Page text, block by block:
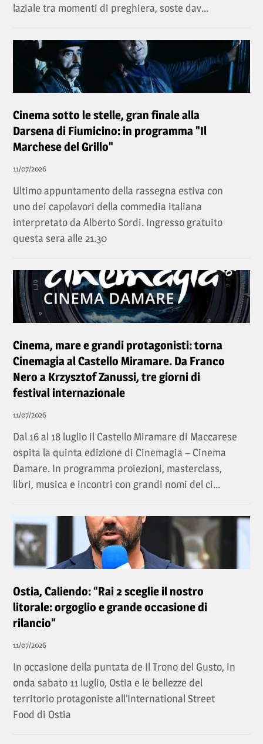
laziale tra momenti di preghiera, soste dav...
Cinema sotto le stelle, gran finale alla
Darsena di Fiumicino: in programma "Il
Marchese del Grillo"
11/07/2026
Ultimo appuntamento della rassegna estiva con
uno dei capolavori della commedia italiana
interpretato da Alberto Sordi. Ingresso gratuito
questa sera alle 21.30
Cinema, mare e grandi protagonisti: torna
Cinemagia al Castello Miramare. Da Franco
Nero a Krzysztof Zanussi, tre giorni di
festival internazionale
11/07/2026
Dal 16 al 18 luglio il Castello Miramare di Maccarese
ospita la quinta edizione di Cinemagia – Cinema
Damare. In programma proiezioni, masterclass,
libri, musica e incontri con grandi nomi del ci...
Ostia, Caliendo: “Rai 2 sceglie il nostro
litorale: orgoglio e grande occasione di
rilancio”
11/07/2026
In occasione della puntata de Il Trono del Gusto, in
onda sabato 11 luglio, Ostia e le bellezze del
territorio protagoniste all’International Street
Food di Ostia